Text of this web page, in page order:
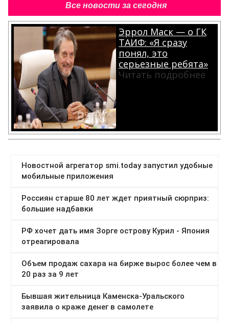
Все новости за сегодня
Эррол Маск — о ГК
ТАИФ: «Я сразу
понял, это
серьезные ребята»
Читать подробнее